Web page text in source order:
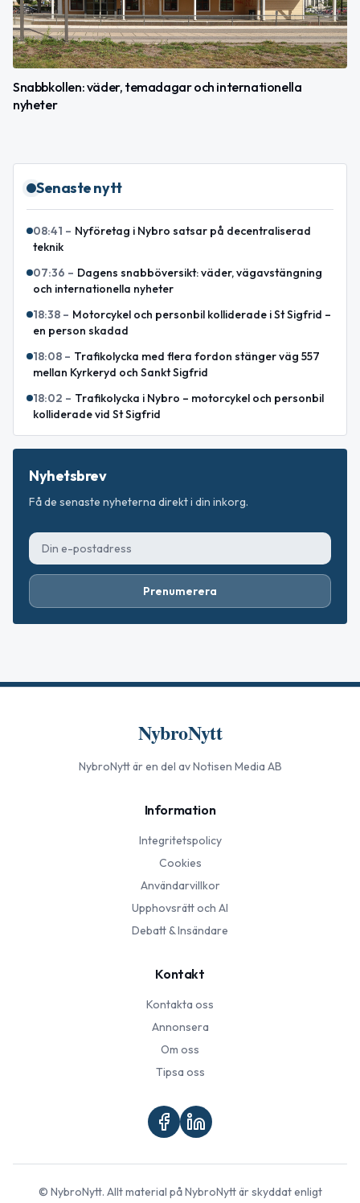
Snabbkollen: väder, temadagar och internationella
nyheter
Senaste nytt
08:41 – Nyföretag i Nybro satsar på decentraliserad
teknik
07:36 – Dagens snabböversikt: väder, vägavstängning
och internationella nyheter
18:38 – Motorcykel och personbil kolliderade i St Sigfrid –
en person skadad
18:08 – Trafikolycka med flera fordon stänger väg 557
mellan Kyrkeryd och Sankt Sigfrid
18:02 – Trafikolycka i Nybro – motorcykel och personbil
kolliderade vid St Sigfrid
Nyhetsbrev
Få de senaste nyheterna direkt i din inkorg.
Prenumerera
NybroNytt
NybroNyttär en del av Notisen Media AB
Information
Integritetspolicy
Cookies
Användarvillkor
Upphovsrätt och AI
Debatt & Insändare
Kontakt
Kontakta oss
Annonsera
Om oss
Tipsa oss
© NybroNytt. Allt material påNybroNyttär skyddat enligt